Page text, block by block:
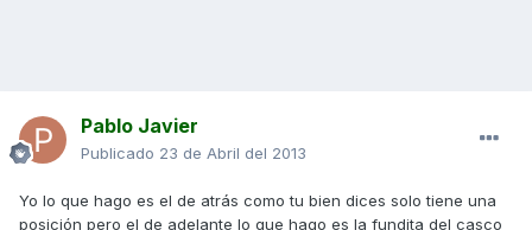
Pablo Javier
Publicado 23 de Abril del 2013
Yo lo que hago es el de atrás como tu bien dices solo tiene una
posición pero el de adelante lo que hago es la fundita del casco